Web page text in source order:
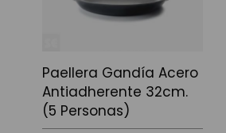
Paellera Gandía Acero
Antiadherente 32cm.
(5 Personas)